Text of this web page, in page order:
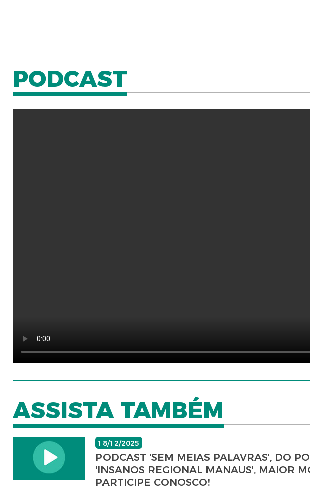
PODCAST
ASSISTA TAMBÉM
18/12/2025
PODCAST 'SEM MEIAS PALAVRAS', DO
'INSANOS REGIONAL MANAUS', MAIOR
PARTICIPE CONOSCO!